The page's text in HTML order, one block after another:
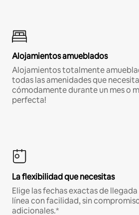
Alojamientos amueblados
Alojamientos totalmente
todas las amenidades que
cómodamente durante un mes o
perfecta!
La flexibilidad que necesitas
Elige las fechas exactas de
línea con facilidad, sin
adicionales.*